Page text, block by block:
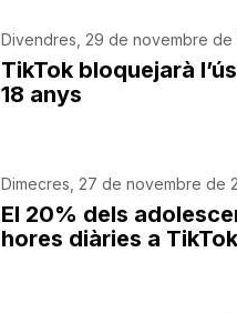
Divendres, 29 de novembre
TikTok bloquejarà
18 anys
Dimecres, 27 de novembre de
El 20% dels
hores diàries a TikTok